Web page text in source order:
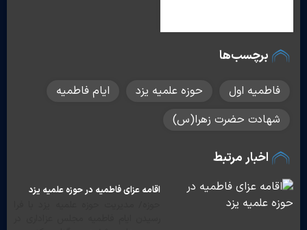
برچسب‌ها
فاطمیه اول حوزه علمیه یزد
ایام فاطمیه
شهادت حضرت زهرا(س)
اخبار مرتبط
اقامه عزای فاطمیه در حوزه علمیه یزد